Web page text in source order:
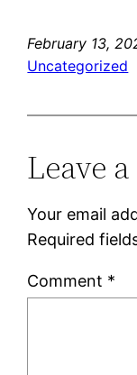
February 13,
Uncategorized
Leave
Your email
Required
Comment *